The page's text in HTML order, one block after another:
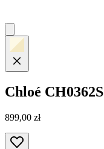
Chloé CH0362S
899,00 zł